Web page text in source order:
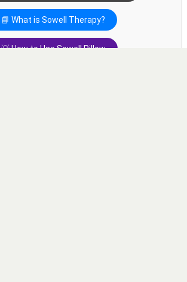
📘 What is Sowell Therapy?
💡 How to Use Sowell Pillow